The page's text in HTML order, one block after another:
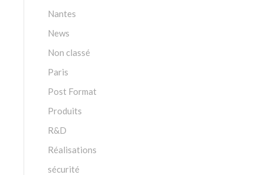
Nantes
News
Non classé
Paris
Post Format
Produits
R&D
Réalisations
sécurité